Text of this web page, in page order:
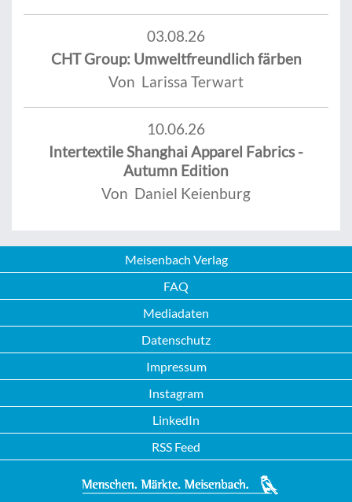
03.08.26
CHT Group: Umweltfreundlich färben
Von Larissa Terwart
10.06.26
Intertextile Shanghai Apparel Fabrics -
Autumn Edition
Von Daniel Keienburg
Meisenbach Verlag
FAQ
Mediadaten
Datenschutz
Impressum
Instagram
LinkedIn
RSS Feed